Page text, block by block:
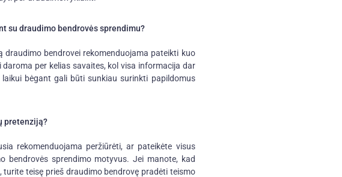
su draudimo bendrovės sprendimu?
bendrovei rekomenduojama pateikti kuo
per kelias savaites, kol visa informacija dar
bėgant gali būti sunkiau surinkti papildomus
pretenziją?
rekomenduojama peržiūrėti, ar pateikėte visus
bendrovės sprendimo motyvus. Jei manote, kad
teisę prieš draudimo bendrovę pradėti teismo